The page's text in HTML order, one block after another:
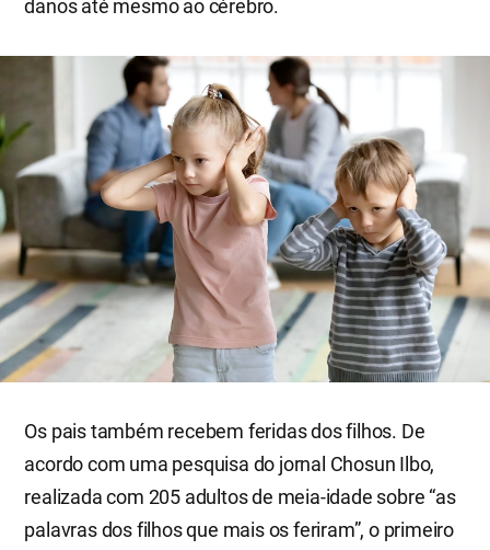
danos até mesmo ao cérebro.
Os pais também recebem feridas dos filhos. De
acordo com uma pesquisa do jornal Chosun Ilbo,
realizada com 205 adultos de meia-idade sobre “as
palavras dos filhos que mais os feriram”, o primeiro